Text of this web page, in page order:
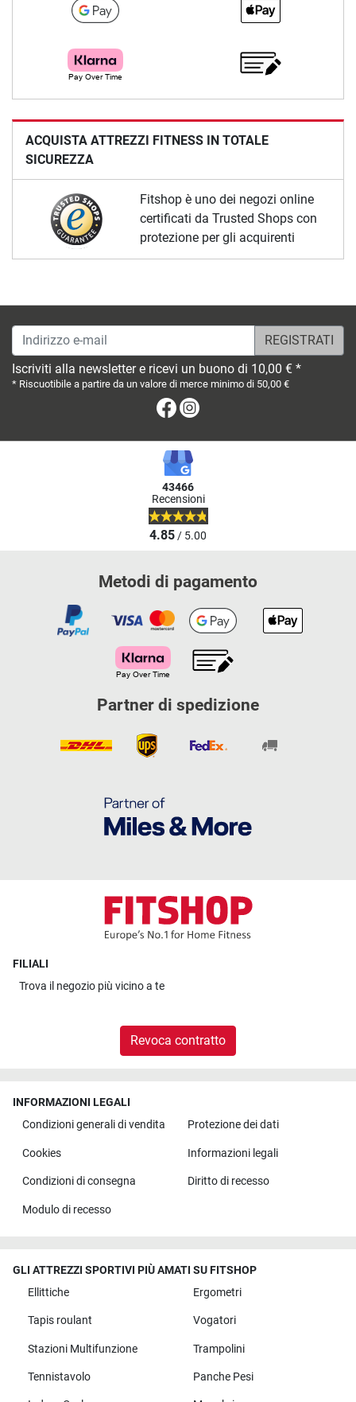
ACQUISTA ATTREZZI FITNESS IN TOTALE
SICUREZZA
Fitshop è uno dei negozi online
certificati da Trusted Shops con
protezione per gli acquirenti
Indirizzo e-mail
Iscriviti alla newsletter e ricevi un buono di 10,00 € *
* Riscuotibile a partire da un valore di merce minimo di 50,00 €
Facebook
43466
Recensioni
4.85/ 5.00
Metodi di pagamento
Partner di spedizione
FILIALI
Trova il negozio più vicino a te
Revoca contratto
INFORMAZIONI LEGALI
Condizioni generali di vendita
Protezione dei dati
Cookies Informazioni legali
Condizioni di consegna Diritto di recesso
Modulo di recesso
GLI ATTREZZI SPORTIVI PIÙ AMATI SU FITSHOP
Ellittiche
Ergometri
Tapis roulant Vogatori
Stazioni Multifunzione Trampolini
Tennistavolo Panche Pesi